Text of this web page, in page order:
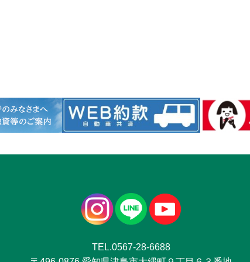
TEL.0567-28-6688